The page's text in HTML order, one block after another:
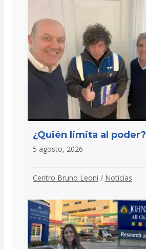
¿Quién limita al poder?
5 agosto, 2026
Centro Bruno Leoni / Noticias